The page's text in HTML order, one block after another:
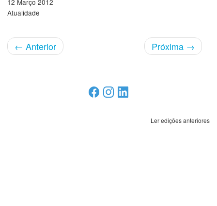
12 Março 2012
Atualidade
← Anterior Próxima →
Ler edições anteriores